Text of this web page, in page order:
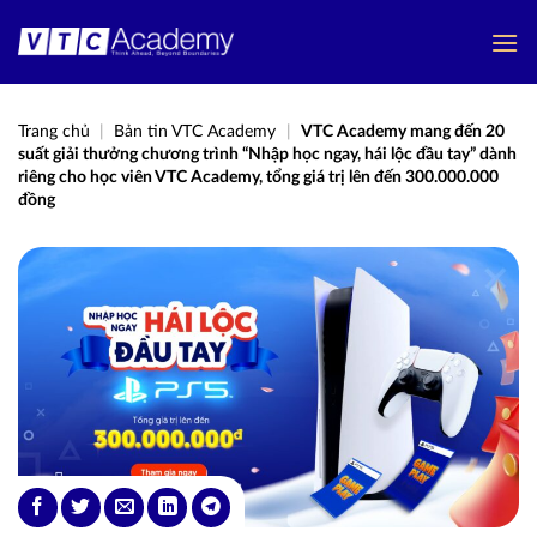
qua
Trang chủ Bản tin VTC Academy
VTC Academy mang đến 20
suất giải thưởng chương trình “Nhập học ngay, hái lộc đầu tay” dành
riêng cho học viên VTC Academy, tổng giá trị lên đến 300.000.000
đồng